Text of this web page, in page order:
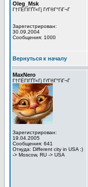
Oleg_Msk
Г†ГЁГІГҐГ«Гј ГґГ®Г°ГіГ¬Г
Зарегистрирован:
30.09.2004
Сообщения: 1000
Вернуться к началу
MaxNero
Г†ГЁГІГҐГ«Гј ГґГ®Г°ГіГ¬Г
Зарегистрирован:
19.04.2005
Сообщения: 641
Откуда: Different city in USA :)
-> Moscow, RU -> USA